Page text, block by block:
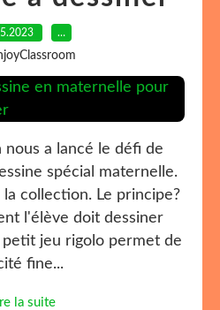
…
nous a lancé le défi de
spécial maternelle.
collection. Le principe?
l'élève doit dessiner
petit jeu rigolo permet de
fine...
la suite